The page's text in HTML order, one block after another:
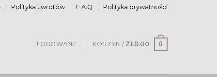
Polityka zwrotów F.A.Q Polityka prywatności
LOGOWANIE KOSZYK / ZŁ0.00 0